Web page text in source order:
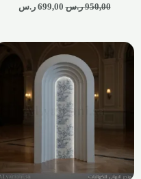
950,00 ر.س 699,00 ر.س